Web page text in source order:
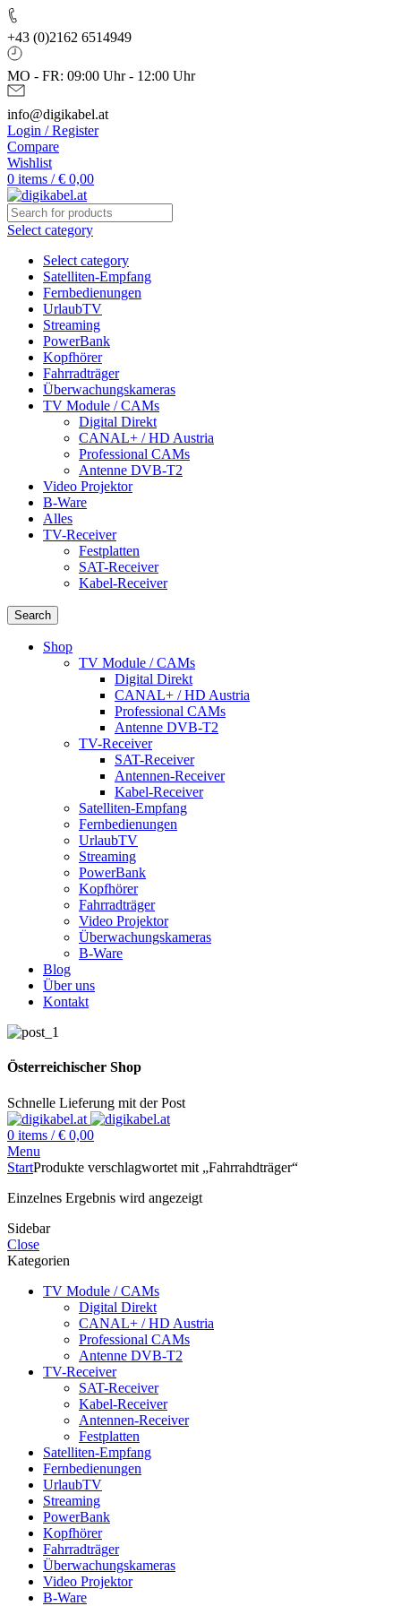
+43 (0)2162 6514949
MO - FR: 09:00 Uhr - 12:00 Uhr
info@digikabel.at
Login / Register
Compare
Wishlist
0 items / € 0,00
Select category
Select category
Satelliten-Empfang
Fernbedienungen
UrlaubTV
Streaming
PowerBank
Kopfhörer
Fahrradträger
Überwachungskameras
TV Module / CAMs
Digital Direkt
CANAL+ / HD Austria
Professional CAMs
Antenne DVB-T2
Video Projektor
B-Ware
Alles
TV-Receiver
Festplatten
SAT-Receiver
Kabel-Receiver
Search
Shop
TV Module / CAMs
Digital Direkt
CANAL+ / HD Austria
Professional CAMs
Antenne DVB-T2
TV-Receiver
SAT-Receiver
Antennen-Receiver
Kabel-Receiver
Satelliten-Empfang
Fernbedienungen
UrlaubTV
Streaming
PowerBank
Kopfhörer
Fahrradträger
Video Projektor
Überwachungskameras
B-Ware
Blog
Über uns
Kontakt
Österreichischer Shop
Schnelle Lieferung mit der Post
0 items / € 0,00
Menu
StartProdukte verschlagwortet mit „Fahrrahdträger“
Einzelnes Ergebnis wird angezeigt
Sidebar
Close
Kategorien
TV Module / CAMs
Digital Direkt
CANAL+ / HD Austria
Professional CAMs
Antenne DVB-T2
TV-Receiver
SAT-Receiver
Kabel-Receiver
Antennen-Receiver
Festplatten
Satelliten-Empfang
Fernbedienungen
UrlaubTV
Streaming
PowerBank
Kopfhörer
Fahrradträger
Überwachungskameras
Video Projektor
B-Ware